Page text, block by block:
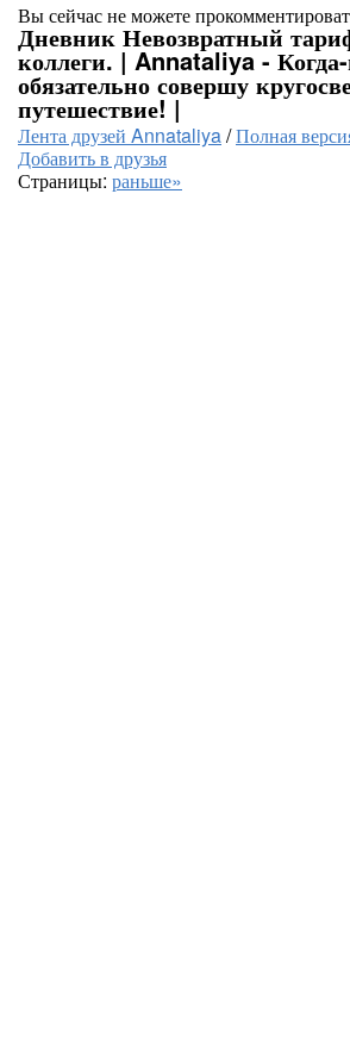
Вы сейчас не можете
Дневник Невозвратный
коллеги. | Annataliya -
обязательно совершу
путешествие! |
Лента друзей Annataliya/Полная
Добавить в друзья
Страницы: раньше»